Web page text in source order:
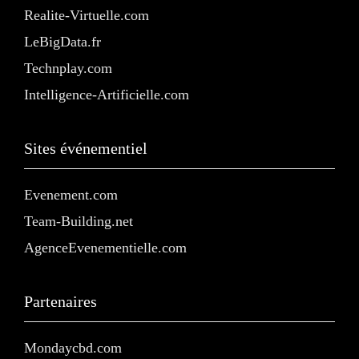
Realite-Virtuelle.com
LeBigData.fr
Technplay.com
Intelligence-Artificielle.com
Sites événementiel
Evenement.com
Team-Building.net
AgenceEvenementielle.com
Partenaires
Mondaycbd.com